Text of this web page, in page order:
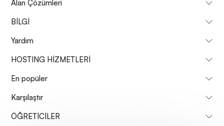
Alan Çözümleri
BİLGİ
Yardım
HOSTING HİZMETLERİ
En popüler
Karşılaştır
ÖĞRETİCİLER